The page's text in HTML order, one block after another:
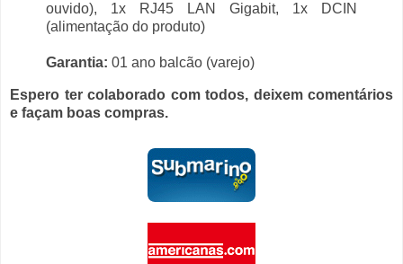
ouvido), 1x RJ45 LAN Gigabit, 1x DCIN
(alimentação do produto)
Garantia: 01 ano balcão (varejo)
Espero ter colaborado com todos, deixem comentários
e façam boas compras.